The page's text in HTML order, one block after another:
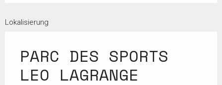
Lokalisierung
PARC DES SPORTS
LEO LAGRANGE